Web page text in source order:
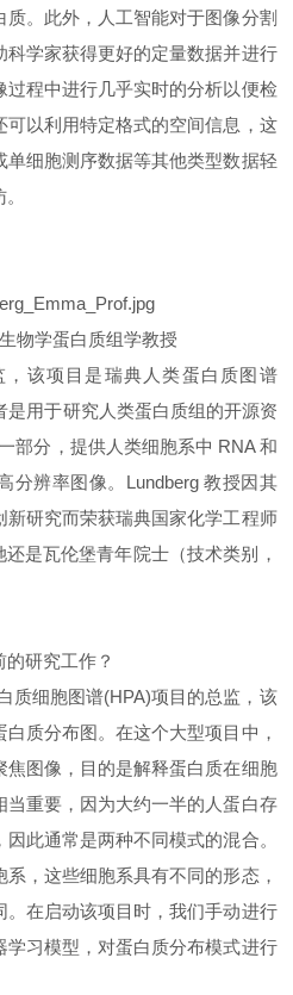
。此外，人工智能对于图像分割
学家获得更好的定量数据并进行
程中进行几乎实时的分析以便检
以利用特定格式的空间信息，这
细胞测序数据等其他类型数据轻
物学蛋白质组学教授
该项目是瑞典人类蛋白质图谱
是用于研究人类蛋白质组的开源资
部分，提供人类细胞系中 RNA 和
分辨率图像。Lundberg 教授因其
研究而荣获瑞典国家化学工程师
是瓦伦堡青年院士（技术类别，
研究工作？
质细胞图谱(HPA)项目的总监，该
质分布图。在这个大型项目中，
图像，目的是解释蛋白质在细胞
重要，因为大约一半的人蛋白存
此通常是两种不同模式的混合。
，这些细胞系具有不同的形态，
在启动该项目时，我们手动进行
学习模型，对蛋白质分布模式进行